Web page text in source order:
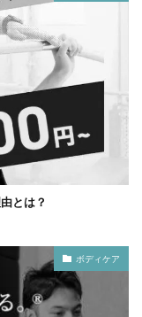
とは？
ボディケア